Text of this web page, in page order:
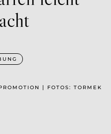
| FOTOS: TORMEK